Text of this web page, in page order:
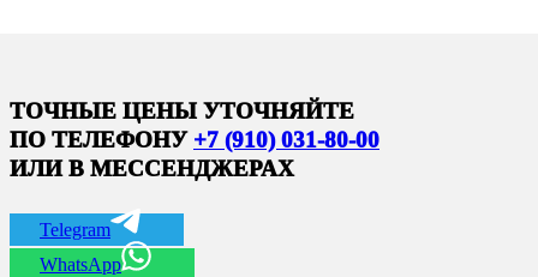
ТОЧНЫЕ ЦЕНЫ УТОЧНЯЙТЕ
ПО ТЕЛЕФОНУ +7 (910) 031-80-00
ИЛИ В МЕССЕНДЖЕРАХ
Telegram
WhatsApp